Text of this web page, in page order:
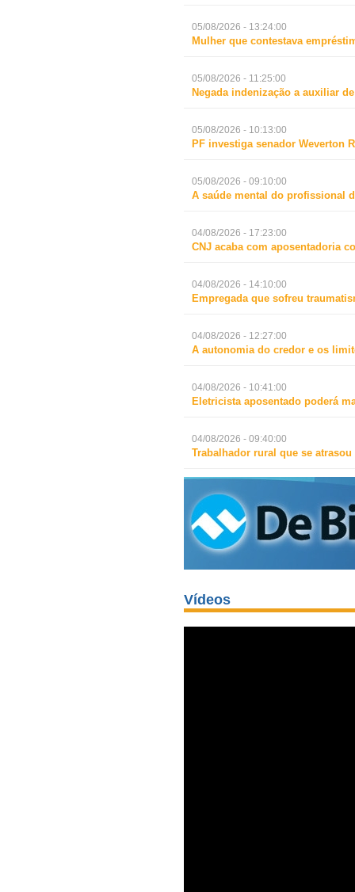
05/08/2026 - 13:24:00
Mulher que contestava
05/08/2026 - 11:25:00
Negada indenização a auxiliar
05/08/2026 - 10:13:00
PF investiga senador Weverton
05/08/2026 - 09:10:00
A saúde mental do profissional
04/08/2026 - 17:23:00
CNJ acaba com aposentadoria
04/08/2026 - 14:10:00
Empregada que sofreu
04/08/2026 - 12:27:00
A autonomia do credor e os
04/08/2026 - 10:41:00
Eletricista aposentado poderá
04/08/2026 - 09:40:00
Trabalhador rural que se
Vídeos